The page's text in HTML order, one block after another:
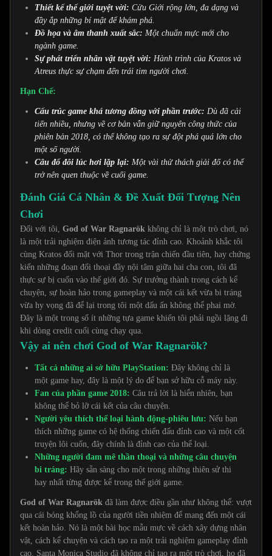
Thiết kế thế giới tuyệt vời: Cửu Giới rộng lớn, đa dạng và
đầy ắp những bí mật để khám phá.
Đồ họa và âm thanh xuất sắc: Một chuẩn mực mới cho
ngành game.
Sự phát triển nhân vật tuyệt vời: Hành trình của Kratos và
Atreus thực sự chạm đến trái tim người chơi.
Hạn Chế:
Cấu trúc game khá tương đồng với phần trước: Dù đã cải
tiến nhiều, nhưng về cơ bản vẫn giữ nguyên công thức của
phiên bản 2018, có thể không tạo ra sự đột phá quá lớn cho
một số người.
Câu đố đôi lúc hơi lặp lại: Một vài thử thách giải đố có thể
trở nên quen thuộc về cuối game.
Đánh Giá Cá Nhân & Đề Xuất Đối Tượng Nên
Chơi
Đối với tôi, God of War Ragnarök không chỉ là một trò chơi, nó
là một trải nghiệm điện ảnh tương tác đỉnh cao. Khoảnh khắc tôi
cùng Kratos đối mặt với Thor trong trận chiến đầu tiên, hay chứng
kiến những đoạn đối thoại đầy nội tâm giữa hai cha con, tôi đã
thực sự bị cuốn vào thế giới đó. Sự trưởng thành trong cách kể
chuyện, sự hoàn hảo trong gameplay và một cái kết vừa bi tráng
vừa hy vọng đã để lại trong tôi một dấu ấn không thể phai mờ.
Đây là một trong số ít những tựa game khiến tôi phải ngồi lặng đi
khi dòng credit cuối cùng chạy qua.
Vậy ai nên chơi God of War Ragnarök?
Tất cả những ai sở hữu PlayStation: Đây không chỉ là
một game hay, đây là một lý do để bạn sở hữu cỗ máy này.
Fan của phần game 2018: Câu trả lời là hiển nhiên, bạn
không thể bỏ lỡ cái kết của câu chuyện.
Người yêu thích thể loại hành động-phiêu lưu: Nếu bạn
thích những game có hệ thống chiến đấu đỉnh cao và một cốt
truyện lôi cuốn, đây chính là đỉnh cao của thể loại.
Những người đam mê thần thoại và những câu chuyện
bi tráng: Hãy sẵn sàng cho một trong những thiên sử thi
hay nhất từng được kể trong thế giới game.
God of War Ragnarök đã làm được điều gần như không thể: vượt
qua cái bóng khổng lồ của người tiền nhiệm để mang đến một cái
kết hoàn hảo. Nó là một bài học mẫu mực về cách xây dựng nhân
vật, cách kể chuyện và cách tạo ra một trải nghiệm gameplay đỉnh
cao. Santa Monica Studio đã không chỉ tạo ra một trò chơi, họ đã